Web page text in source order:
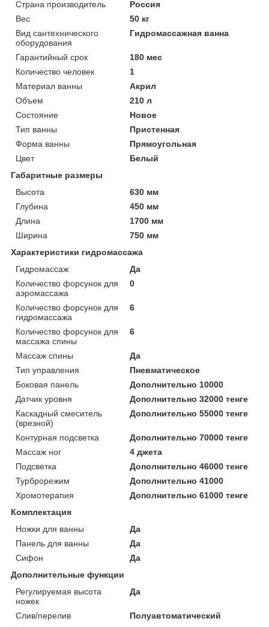
Страна производитель
Россия
Вес
50 кг
Вид сантехнического
оборудования
Гидромассажная ванна
Гарантийный срок
180 мес
Количество человек
1
Материал ванны
Акрил
Объем
210 л
Состояние
Новое
Тип ванны
Пристенная
Форма ванны
Прямоугольная
Цвет
Белый
Габаритные размеры
Высота
630 мм
Глубина
450 мм
Длина
1700 мм
Ширина
750 мм
Характеристики гидромассажа
Гидромассаж
Да
Количество форсунок для
аэромассажа
0
Количество форсунок для
гидромассажа
6
Количество форсунок для
массажа спины
6
Массаж спины
Да
Тип управления
Пневматическое
Боковая панель
Дополнительно 10000
Датчик уровня
Дополнительно 32000 тенге
Каскадный смеситель
(врезной)
Дополнительно 55000 тенге
Контурная подсветка
Дополнительно 70000 тенге
Массаж ног
4 джета
Подсветка
Дополнительно 46000 тенге
Турброрежим
Дополнительно 41000
Хромотерапия
Дополнительно 61000 тенге
Комплектация
Ножки для ванны
Да
Панель для ванны
Да
Сифон
Да
Дополнительные функции
Регулируемая высота
ножек
Да
Слив/перелив
Полуавтоматический